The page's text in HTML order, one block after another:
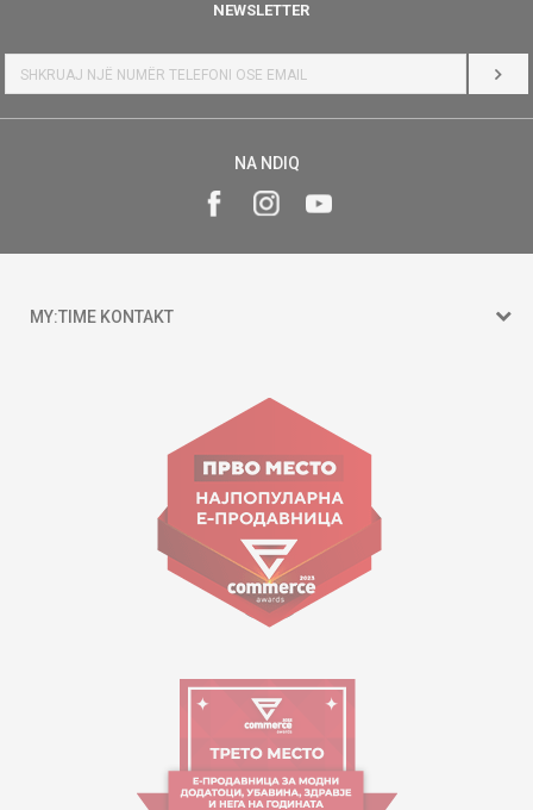
NEWSLETTER
HYR
NA NDIQ
MY:TIME KONTAKT
Goce Nikolovski 74 Shkup
contact@mytime.mk
Orari i punës:
09:00 - 17:00